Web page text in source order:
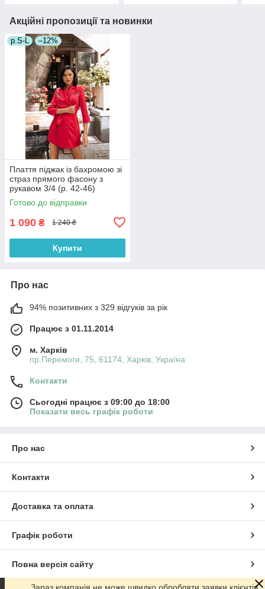
Акційні пропозиції та новинки
р.S-L –12%
Плаття піджак із бахромою зі
страз прямого фасону з
рукавом 3/4 (р. 42-46)
66032050Qr
Готово до відправки
1 090 ₴ 1 240 ₴
Купити
Про нас
94% позитивних з 329 відгуків за рік
Працює з 01.11.2014
м. Харків
пр.Перемоги, 75, 61174, Харків, Україна
Контакти
Сьогодні працює з 09:00 до 18:00
Показати весь графік роботи
Про нас
Контакти
Доставка та оплата
Графік роботи
Повна версія сайту